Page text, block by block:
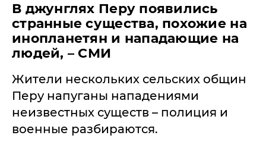
В джунглях Перу появились
странные существа, похожие на
инопланетян и нападающие на
людей, – СМИ
Жители нескольких сельских общин
Перу напуганы нападениями
неизвестных существ – полиция и
военные разбираются.